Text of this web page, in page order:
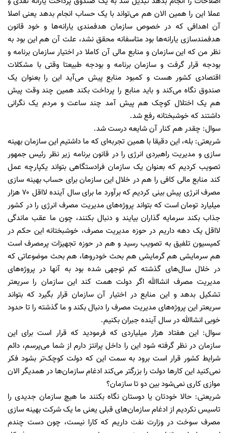
عملا این را همین الان هم می‌تواند با یک حساب انجام بدهد یعنی اصلا
آن اهدافی که در خصوص سازمان هدفمندی یارانه‌ها و خود قانون
هدفمندسازی یارانه‌ها بود متاسفانه محقق نشد، علت آن هم این بود به
نظر من که این سازمان و منابع مالی آن کاملا در اختیار سازمان برنامه و
بودجه قرار گرفت و سازمان برنامه و بودجه طبیعتا وقتی با مشکلات
اقتصادی کشور هست و کمبود منابع پیش می‌آید این را بعنوان یک
صندوق نگاه می‌کند و باید منابع را پرداخت بکند همین چند وقت پیش
هم یک اختلال کوچک هم پیش آمد چند ساعت و مردم یک نگرانی
داشتند که خوشبختانه رفع شد.
سوال: چقدر هم کنار آن شایعه درست شد.
شریعتی: بله، این دقیقا با همین تجربه‌ای که ما داشتیم این سازمان بهینه
سازی و مدیریت راهبردی انرژی را در قانون برنامه زیر نظر رئیس جمهور
تصویب کردیم که بعنوان یک سازمان فرادستگاهی بتواند یکپارچه عمل
کند منابع مالی کافی را هم در خلال این سازمان برای حساب بهینه سازی
مصرف انرژی پیش بینی کردیم که برآورد ما برای سال آینده لااقل ۷۰ هزار
میلیارد تومان است که بتواند پروژه‌های مدیریت مصرف انرژی را در کشور
جذاب بکند سرمایه گذاران بیایند و دنبال بکنند، چون ما عقب ماندگی
لااقل یک دهه داریم در حوزه مدیریت مصرف، خوشبختانه این حکم در
کمیسیون تلفیق به تصویب رسید و هم در حوزه تجهیزات پرمصرف است
هم سرمایشی هم گرمایشی هم بحث خودرو‌ها، هم بحث موضوعاتی که
در خلال سال‌های گذشته کم توجهی شده بود به آنها در پروژه‌های
مدیریت مصرف انشاالله اگر دولت همت کند این سازمان را سریعتر
تشکیل بدهد و این منابع در اختیار آن سازمان قرار بگیرد که بتواند
سریعتر این پروژه‌های مدیریت مصرف را دنبال بکند و ما گذشته را تا حدود
خوبی انشاالله در سال آینده جبران بکنیم.
سوال: این هفتاد هزار میلیاردی که فرمودید که قرار است برای این
سازمان در نظر گرفته شود این را داخل پرانتز دارم از شما می‌پرسم، دائم
شرایط کشور قرار است برود به سمت این که دولت کوچک‌تر بشود فکر
نمی‌کنید این کار‌ها دولت را بزرگتر می‌کند ادغام سازمان‌ها در همدیگر الان
موازی کاری نمی‌شود بین دو تا سازمان؟
شریعتی: حالا خودتان یا دوستان نگاه بکنند ما هیچ سازمان جدیدی را
تاسیس نکردیم از ادغام سازمان‌های قبلی یعنی ما یک شرکت بهینه سازی
مصرف سوخت در وزارت نفت داریم که کارا نیست، چون دست چندم